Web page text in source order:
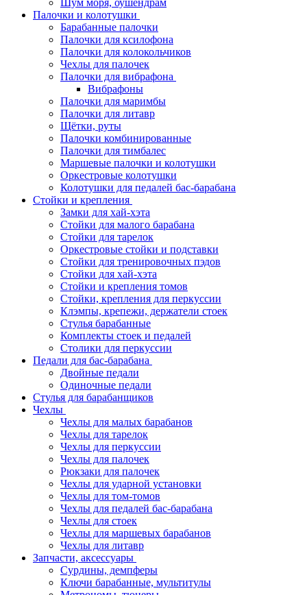
Шум моря, оушендрам
Палочки и колотушки
Барабанные палочки
Палочки для ксилофона
Палочки для колокольчиков
Чехлы для палочек
Палочки для вибрафона
Вибрафоны
Палочки для маримбы
Палочки для литавр
Щётки, руты
Палочки комбинированные
Палочки для тимбалес
Маршевые палочки и колотушки
Оркестровые колотушки
Колотушки для педалей бас-барабана
Стойки и крепления
Замки для хай-хэта
Стойки для малого барабана
Стойки для тарелок
Оркестровые стойки и подставки
Стойки для тренировочных пэдов
Стойки для хай-хэта
Стойки и крепления томов
Стойки, крепления для перкуссии
Клэмпы, крепежи, держатели стоек
Стулья барабанные
Комплекты стоек и педалей
Столики для перкуссии
Педали для бас-барабана
Двойные педали
Одиночные педали
Стулья для барабанщиков
Чехлы
Чехлы для малых барабанов
Чехлы для тарелок
Чехлы для перкуссии
Чехлы для палочек
Рюкзаки для палочек
Чехлы для ударной установки
Чехлы для том-томов
Чехлы для педалей бас-барабана
Чехлы для стоек
Чехлы для маршевых барабанов
Чехлы для литавр
Запчасти, аксессуары
Сурдины, демпферы
Ключи барабанные, мультитулы